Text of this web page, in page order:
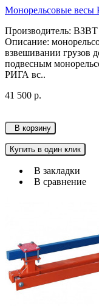
Монорельсовые
Производитель: ВЗВТ
Описание:
взвешивании грузов
подвесным
РИГА вс..
41 500 р.
В корзину
Купить в один клик
В закладки
В сравнение